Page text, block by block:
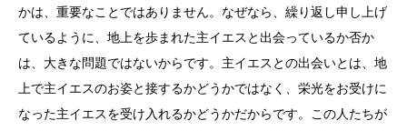
かは、重要なことではありません。なぜなら、繰り返し申し上げ
ているように、地上を歩まれた主イエスと出会っているか否か
は、大きな問題ではないからです。主イエスとの出会いとは、地
上で主イエスのお姿と接するかどうかではなく、栄光をお受けに
なった主イエスを受け入れるかどうかだからです。この人たちが